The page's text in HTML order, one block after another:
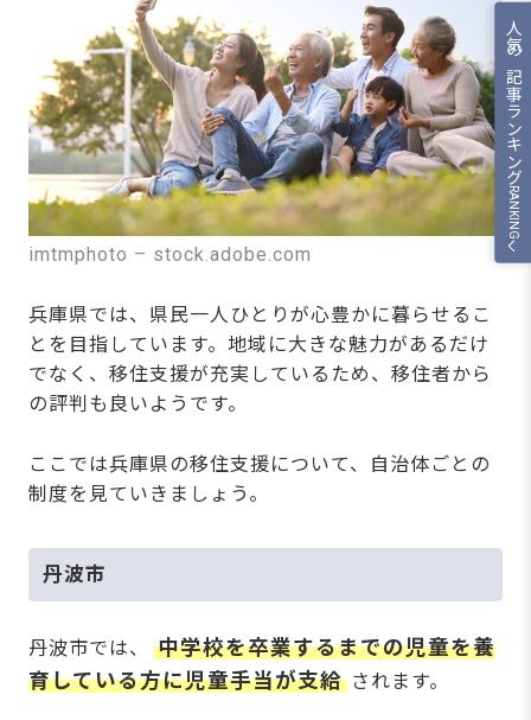
imtmphoto – stock.adobe.com
兵庫県では、県民一人ひとりが心豊かに暮らせるこ
とを目指しています。地域に大きな魅力があるだけ
でなく、移住支援が充実しているため、移住者から
の評判も良いようです。
ここでは兵庫県の移住支援について、自治体ごとの
制度を見ていきましょう。
丹波市
丹波市では、
中学校を卒業するまでの児童を養
育している方に児童手当が支給 されます。
人気の記事ランキング
RANKING